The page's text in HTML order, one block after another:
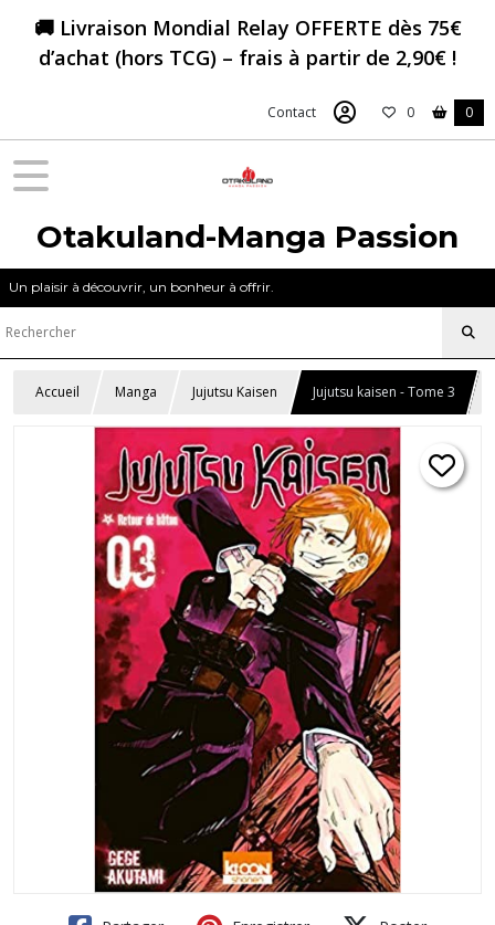
🚚 Livraison Mondial Relay OFFERTE dès 75€
d’achat (hors TCG) – frais à partir de 2,90€ !
Contact 0 0
Otakuland-Manga Passion
Un plaisir à découvrir, un bonheur à offrir.
Accueil Manga Jujutsu Kaisen Jujutsu kaisen - Tome 3